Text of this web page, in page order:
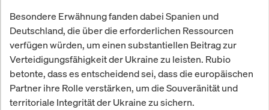
Besondere Erwähnung fanden dabei Spanien und
Deutschland, die über die erforderlichen Ressourcen
verfügen würden, um einen substantiellen Beitrag zur
Verteidigungsfähigkeit der Ukraine zu leisten. Rubio
betonte, dass es entscheidend sei, dass die europäischen
Partner ihre Rolle verstärken, um die Souveränität und
territoriale Integrität der Ukraine zu sichern.